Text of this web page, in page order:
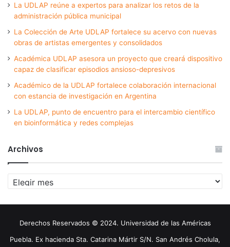
La UDLAP reúne a expertos para analizar los retos de la
administración pública municipal
La Colección de Arte UDLAP fortalece su acervo con nuevas
obras de artistas emergentes y consolidados
Académica UDLAP asesora un proyecto que creará dispositivo
capaz de clasificar episodios ansioso-depresivos
Académico de la UDLAP fortalece colaboración internacional
con estancia de investigación en Argentina
La UDLAP, punto de encuentro para el intercambio científico
en bioinformática y redes complejas
Archivos
Archivos
Derechos Reservados © 2024. Universidad de las Américas
Puebla. Ex hacienda Sta. Catarina Mártir S/N. San Andrés Cholula,